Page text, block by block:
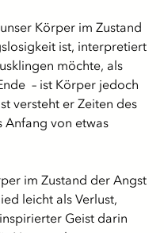
Körper im Zustand
ist, interpretiert
möchte, als
– ist Körper jedoch
versteht er Zeiten des
Anfang von etwas
im Zustand der Angst
leicht als Verlust,
Geist darin